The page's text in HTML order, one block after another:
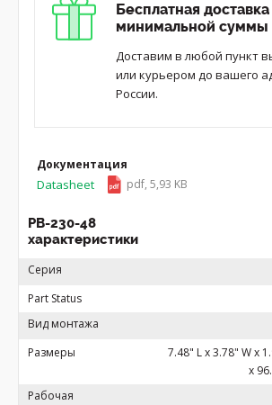
Бесплатная доставка
минимальной суммы
Доставим в любой пункт
или курьером до вашего
России.
Документация
Datasheet pdf, 5,93 KB
PB-230-48
характеристики
Серия
Part Status
Вид монтажа
Размеры
7.48" L x 3.78" W x
x
Рабочая